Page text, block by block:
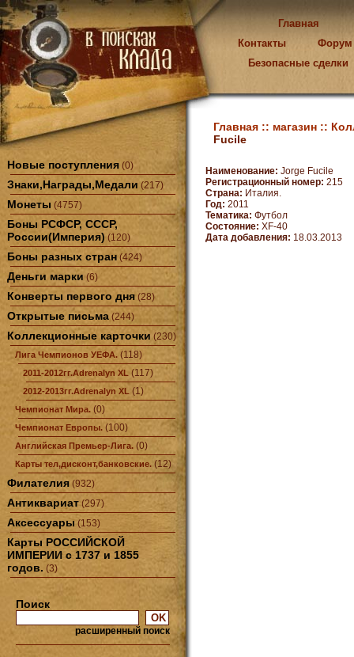
Главная
Контакты
Форум
Безопасные сделки
Новые поступления (0)
Знаки,Награды,Медали (217)
Монеты (4757)
Боны РСФСР, СССР,
России(Империя) (120)
Боны разных стран (424)
Деньги марки (6)
Конверты первого дня (28)
Открытые письма (244)
Коллекционные карточки (230)
Лига Чемпионов УЕФА. (118)
2011-2012гг.Adrenalyn XL (117)
2012-2013гг.Adrenalyn XL (1)
Чемпионат Мира. (0)
Чемпионат Европы. (100)
Английская Премьер-Лига. (0)
Карты тел,дисконт,банковские. (12)
Филателия (932)
Антиквариат(297)
Аксессуары (153)
Карты РОССИЙСКОЙ
ИМПЕРИИ с 1737 и 1855
годов. (3)
Поиск
расширенный поиск
Главная :: магазин ::
Fucile
Наименование: Jorge Fucile
Регистрационный номер: 215
Страна: Италия.
Год: 2011
Тематика: Футбол
Состояние: XF-40
Дата добавления: 18.03.2013